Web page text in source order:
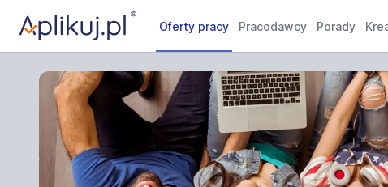
Oferty pracy Pracodawcy Porady